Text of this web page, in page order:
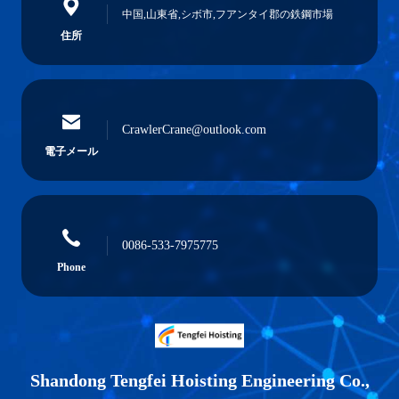
住所
中国,山東省,シボ市,フアンタイ郡の鉄鋼市場
電子メール
CrawlerCrane@outlook.com
Phone
0086-533-7975775
Shandong Tengfei Hoisting Engineering Co.,